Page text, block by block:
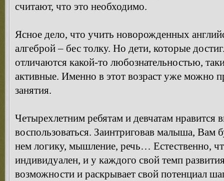
считают, что это необходимо.
Ясное дело, что учить новорожденных
алгеброй – бес толку. Но дети, которые
отличаются какой-то любознательностью,
активные. Именно в этот возраст уже можно
занятия.
Четырехлетним ребятам и девчатам нравится
воспользоваться. Заинтриговав малыша, Вам
нем логику, мышление, речь… Естественно,
индивидуален, и у каждого свой темп
возможности и раскрывает свой потенциал